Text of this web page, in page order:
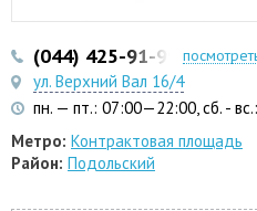
(044) 425-91-99 (093)
ул. Верхний Вал 16/4
пн. — пт.: 07:00—22:00, сб. -
Метро: Контрактовая площадь
Район: Подольский